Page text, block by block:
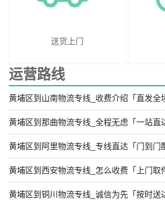
送货上门
运营路线
黄埔区到山南物流专线_收费介绍「直发全
黄埔区到那曲物流专线_全程无虑「一站直
黄埔区到阿里物流专线_专线直达「门到门
黄埔区到西安物流专线_怎么收费「上门取
黄埔区到铜川物流专线_诚信为先「按时送